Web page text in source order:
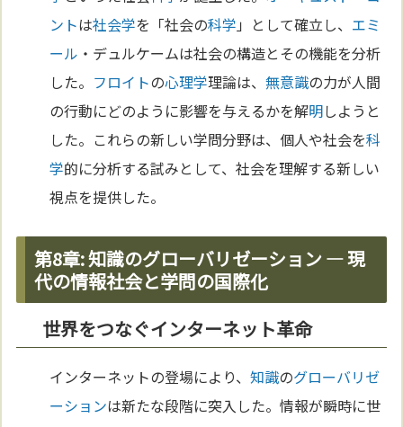
ントは社会学を「社会の科学 」として確立し、 エミ
ール ・デュルケームは社会の構造とその機能を分析
した。 フロイトの心理学理論は、無意識の力が人間
の行動にどのように影響を与えるかを解明しようと
した。これらの新しい学問分野は、個人や社会を科
学的に分析する試みとして、社会を理解する新しい
視点を提供した。
第8章: 知識のグローバリゼーション — 現
代の情報社会と学問の国際化
世界をつなぐインターネット革命
インターネットの登場により、知識のグローバリゼ
ーションは新たな段階に突入した。情報が瞬時に世